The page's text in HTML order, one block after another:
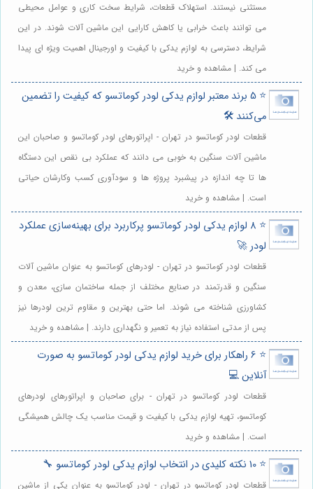
مستثنی نیستند. استهلاک قطعات، شرایط سخت کاری و عوامل محیطی
می توانند باعث خرابی یا کاهش کارایی این ماشین آلات شوند. در این
شرایط، دسترسی به لوازم یدکی با کیفیت و اورجینال اهمیت ویژه ای پیدا
می کند. | مشاهده و خرید
⭐️ 5 برند معتبر لوازم یدکی لودر کوماتسو که کیفیت را تضمین
می‌کنند 🛠️
قطعات لودر کوماتسو در تهران - اپراتورهای لودر کوماتسو و صاحبان این
ماشین آلات سنگین به خوبی می دانند که عملکرد بی نقص این دستگاه
ها تا چه اندازه در پیشبرد پروژه ها و سودآوری کسب وکارشان حیاتی
است. | مشاهده و خرید
⭐️ 8 لوازم یدکی لودر کوماتسو پرکاربرد برای بهینه‌سازی عملکرد
لودر 🚀
قطعات لودر کوماتسو در تهران - لودرهای کوماتسو به عنوان ماشین آلات
سنگین و قدرتمند در صنایع مختلف از جمله ساختمان سازی، معدن و
کشاورزی شناخته می شوند. اما حتی بهترین و مقاوم ترین لودرها نیز
پس از مدتی استفاده نیاز به تعمیر و نگهداری دارند. | مشاهده و خرید
⭐️ 6 راهکار برای خرید لوازم یدکی لودر کوماتسو به صورت
آنلاین 💻
قطعات لودر کوماتسو در تهران - برای صاحبان و اپراتورهای لودرهای
کوماتسو، تهیه لوازم یدکی با کیفیت و قیمت مناسب یک چالش همیشگی
است. | مشاهده و خرید
⭐️ 10 نکته کلیدی در انتخاب لوازم یدکی لودر کوماتسو 🔧
قطعات لودر کوماتسو در تهران - لودر کوماتسو به عنوان یکی از ماشین